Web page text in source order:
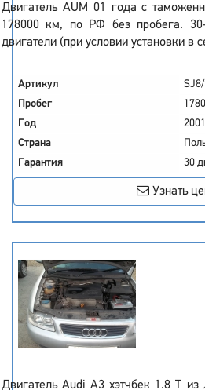
Двигатель AUM 01 года с
178000 км, по РФ без пробега.
двигатели (при условии установки в
Артикул
Пробег
Год
2001
Страна
Гарантия
30
Узнать
Двигатель Audi A3 хэтчбек 1.8 T